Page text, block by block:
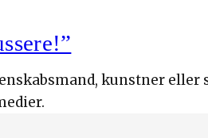
kunstner